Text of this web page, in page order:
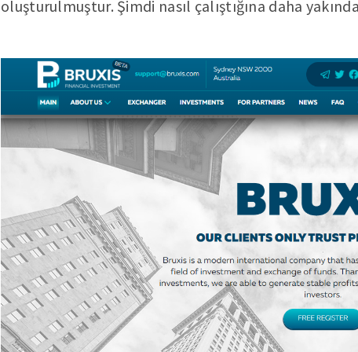
oluşturulmuştur. Şimdi nasıl çalıştığına daha